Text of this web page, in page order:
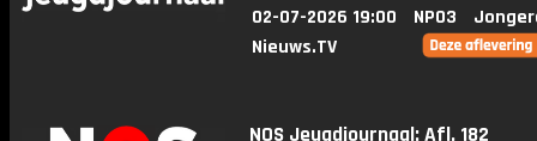
02-07-2026 19:00 NPO3
Nieuws.TV
NOS Jeugdjournaal: Afl. 182